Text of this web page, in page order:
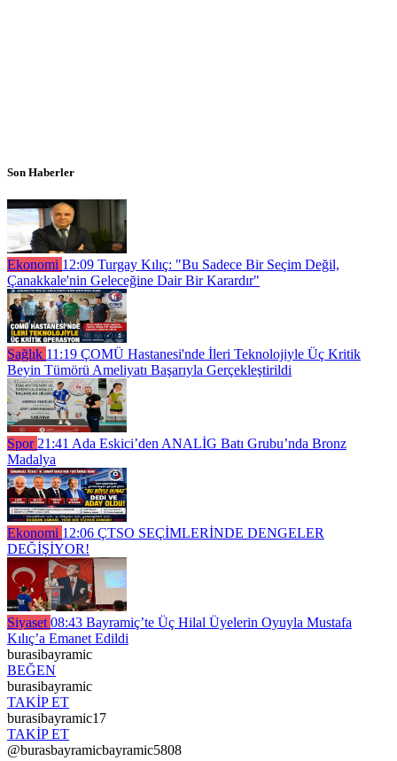
Son Haberler
Ekonomi 12:09 Turgay Kılıç: "Bu Sadece Bir Seçim Değil,
Çanakkale'nin Geleceğine Dair Bir Karardır"
Sağlık 11:19 ÇOMÜ Hastanesi'nde İleri Teknolojiyle Üç Kritik
Beyin Tümörü Ameliyatı Başarıyla Gerçekleştirildi
Spor 21:41 Ada Eskici’den ANALİG Batı Grubu’nda Bronz
Madalya
Ekonomi 12:06 ÇTSO SEÇİMLERİNDE DENGELER
DEĞİŞİYOR!
Siyaset 08:43 Bayramiç’te Üç Hilal Üyelerin Oyuyla Mustafa
Kılıç’a Emanet Edildi
burasibayramic
BEĞEN
burasibayramic
TAKİP ET
burasibayramic17
TAKİP ET
@burasbayramicbayramic5808